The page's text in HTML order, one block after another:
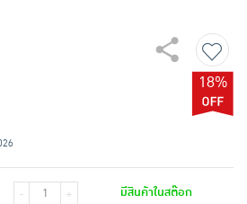
18%
- + มีสินค้าในสต๊อก